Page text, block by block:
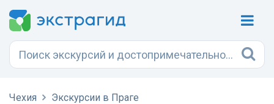
Чехия Экскурсии в Праге